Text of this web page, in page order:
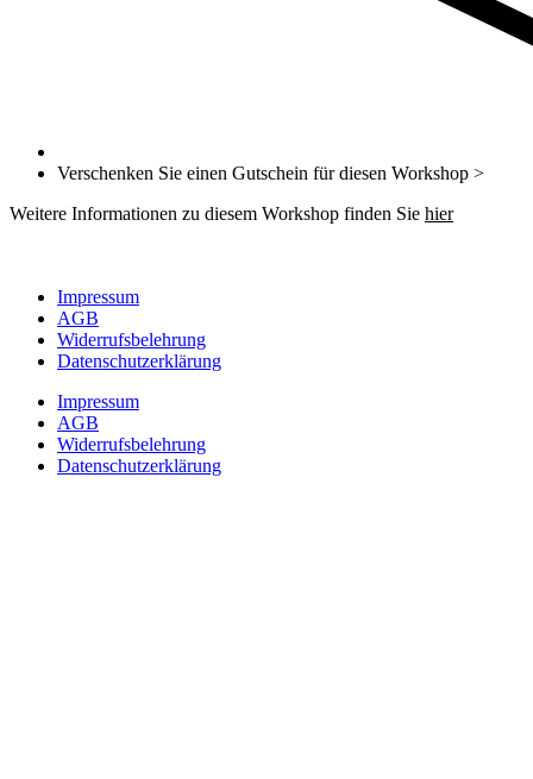
Verschenken Sie einen Gutschein für diesen Workshop >
Weitere Informationen zu diesem Workshop finden Sie hier
Impressum
AGB
Widerrufsbelehrung
Datenschutzerklärung
Impressum
AGB
Widerrufsbelehrung
Datenschutzerklärung